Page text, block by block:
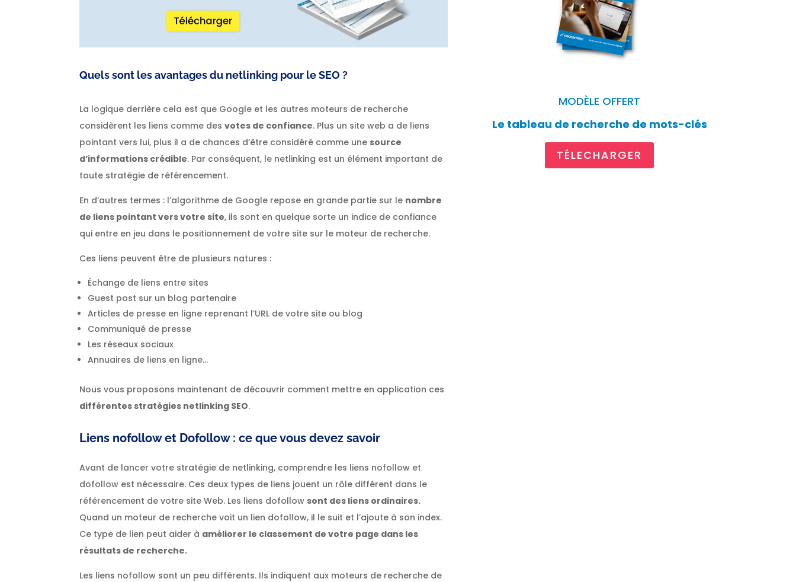
Quels sont les avantages du netlinking pour le SEO ?
La logique derrière cela est que Google et les autres moteurs de recherche
considèrent les liens comme desvotes de confiance. Plus un site web a de liens
pointant vers lui, plus il a de chances d’être considéré comme une source
d’informations crédible. Par conséquent, le netlinking est un élément important de
toute stratégie de référencement.
En d’autres termes : l’algorithme de Google repose en grande partie sur le nombre
de liens pointant vers votre site, ils sont en quelque sorte un indice de confiance
qui entre en jeu dans le positionnement de votre site sur le moteur de recherche.
Ces liens peuvent être de plusieurs natures :
Échange de liens entre sites
Guest post sur un blog partenaire
Articles de presse en ligne reprenant l’URL de votre site ou blog
Communiqué de presse
Les réseaux sociaux
Annuaires de liens en ligne…
Nous vous proposons maintenant de découvrir comment mettre en application ces
différentes stratégies netlinking SEO.
Liens nofollow et Dofollow : ce que vous devez savoir
Avant de lancer votre stratégie de netlinking, comprendre les liens nofollow et
dofollow est nécessaire. Ces deux types de liens jouent un rôle différent dans le
référencement de votre site Web. Les liens dofollow sont des liens ordinaires.
Quand un moteur de recherche voit un lien dofollow, il le suit et l’ajoute à son index.
Ce type de lien peut aider à améliorer le classement de votre page dans les
résultats de recherche.
Les liens nofollow sont un peu différents. Ils indiquent aux moteurs de recherche de
MODÈLE OFFERT
Le tableau de recherche de mots-clés
TÉLECHARGER